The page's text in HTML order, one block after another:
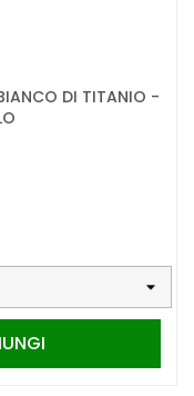
DI TITANIO -